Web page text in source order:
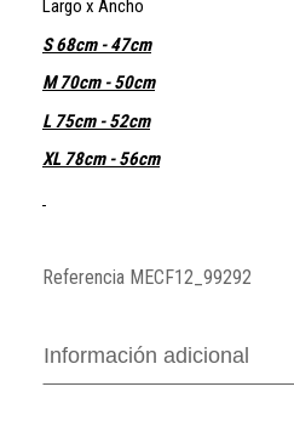
Largo x Ancho
S 68cm - 47cm
M 70cm - 50cm
L 75cm - 52cm
XL 78cm - 56cm
Referencia MECF12_99292
Información adicional